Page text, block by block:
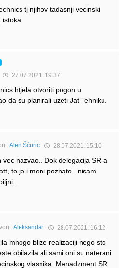
tj njihov tadasnji vecinski
27.07.2021. 19:37
htjela otvoriti pogon u
da su planirali uzeti Jat Tehniku.
Alen Šćuric 28.07.2021. 15:10
vec nazvao.. Dok delegacija SR-a
to je i meni poznato.. nisam
Aleksandar 28.07.2021. 16:12
mnogo blize realizaciji nego sto
obilazila ali sami oni su naterani
vlasnika. Menadzment SR